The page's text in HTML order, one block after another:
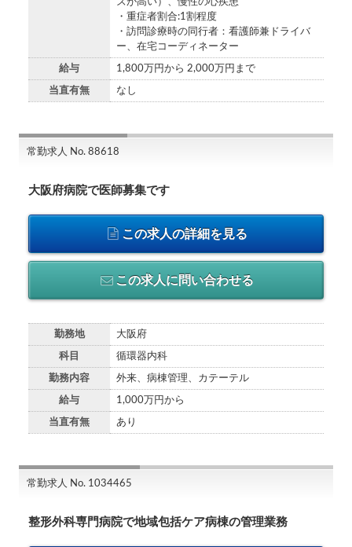
・重症者割合:1割程度
・訪問診療時の同行者：看護師兼ドライバ
ー、在宅コーディネーター
給与 1,800万円から 2,000万円まで
当直有無 なし
常勤求人 No. 88618
大阪府病院で医師募集です
この求人の詳細を見る
この求人に問い合わせる
勤務地 大阪府
科目 循環器内科
勤務内容 外来、病棟管理、カテーテル
給与 1,000万円から
当直有無 あり
常勤求人 No. 1034465
整形外科専門病院で地域包括ケア病棟の管理業務